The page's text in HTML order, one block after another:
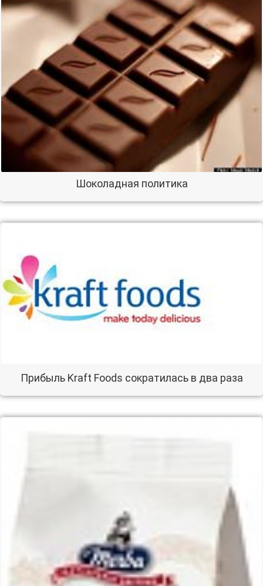
Шоколадная политика
Прибыль Kraft Foods сократилась в два раза